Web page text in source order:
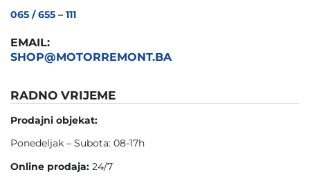
065 / 655 – 111
EMAIL:
SHOP@MOTORREMONT.BA
RADNO VRIJEME
Prodajni objekat:
Ponedeljak – Subota: 08-17h
Online prodaja: 24/7